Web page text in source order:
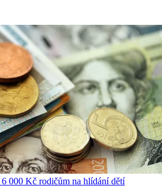
000 Kč rodičům na hlídání dětí